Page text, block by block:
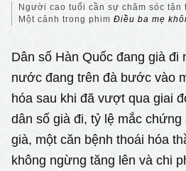
Người cao tuổi cần sự chăm sóc
Một cảnh trong phimĐiều ba mẹ
Dân số Hàn Quốc đang già đi
nước đang trên đà bước vào
hóa sau khi đã vượt qua giai
dân số già đi, tỷ lệ mắc
già, một căn bệnh thoái hóa
không ngừng tăng lên và chi